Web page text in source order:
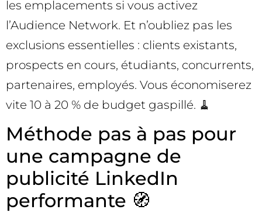
les emplacements si vous activez
l’Audience Network. Et n’oubliez pas les
exclusions essentielles : clients existants,
prospects en cours, étudiants, concurrents,
partenaires, employés. Vous économiserez
vite 10 à 20 % de budget gaspillé. 🧹
Méthode pas à pas pour
une campagne de
publicité LinkedIn
performante 🧭